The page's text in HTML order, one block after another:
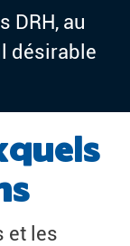
DRH, au
désirable
et les